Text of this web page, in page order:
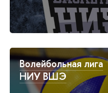
Волейбольная лига
НИУ ВШЭ